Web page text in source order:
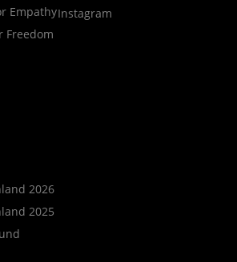
Empathy
Freedom
2026
2025
Instagram